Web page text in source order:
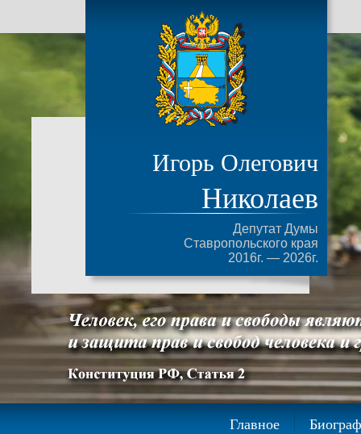
Игорь Олегович
Николаев
Депутат Думы
Ставропольского края
2016г. — 2026г.
Главное